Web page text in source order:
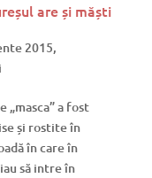
are și măști
2015,
„masca” a fost
și rostite în
în care în
să intre în